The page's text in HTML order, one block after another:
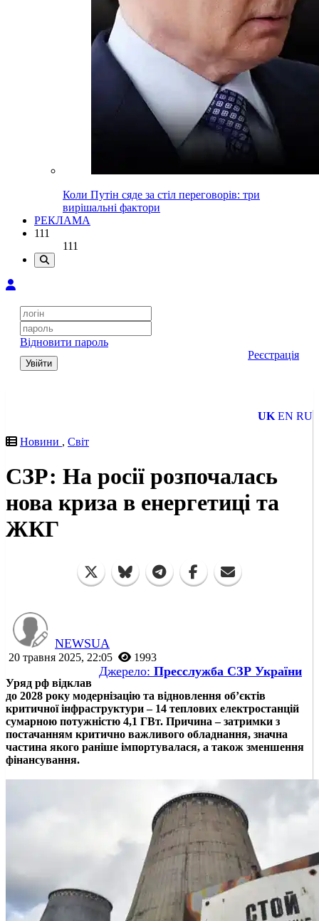
Коли Путін сяде за стіл переговорів: три
вирішальні фактори
РЕКЛАМА
111
111
Відновити пароль
Увійти
Реєстрація
UK EN RU
Новини , Світ
СЗР: На росії розпочалась
нова криза в енергетиці та
ЖКГ
NEWSUA
20 травня 2025, 22:05 1993
Джерело: Пресслужба СЗР України
Уряд рф відклав
до 2028 року модернізацію та відновлення об’єктів
критичної інфраструктури – 14 теплових електростанцій
сумарною потужністю 4,1 ГВт. Причина – затримки з
постачанням критично важливого обладнання, значна
частина якого раніше імпортувалася, а також зменшення
фінансування.